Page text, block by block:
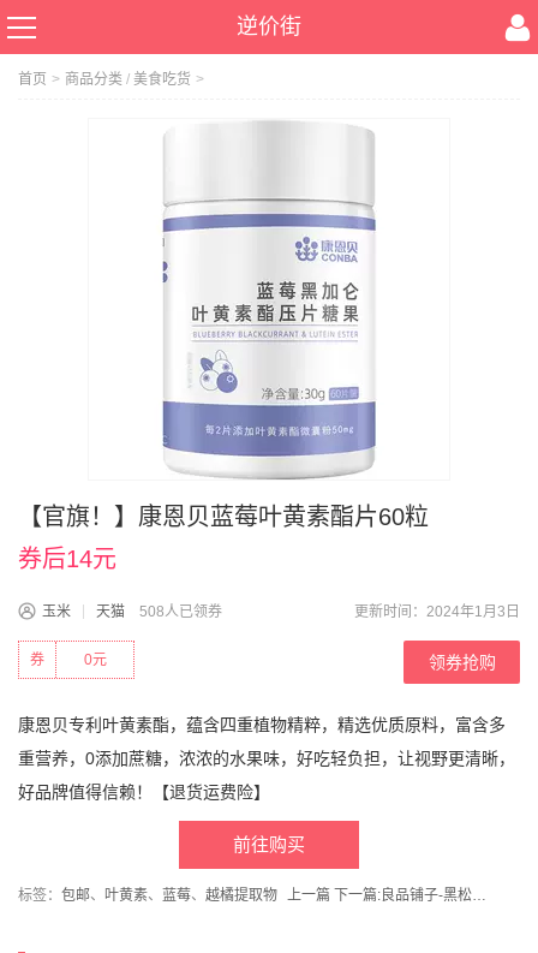
逆价街
首页 > 商品分类 / 美食吃货 >
【官旗！】康恩贝蓝莓叶黄素酯片60粒
券后14元
玉米 天猫 508人已领券 更新时间：2024年1月3日
0元
券 领券抢购
康恩贝专利叶黄素酯，蕴含四重植物精粹，精选优质原料，富含多
重营养，0添加蔗糖，浓浓的水果味，好吃轻负担，让视野更清晰，
好品牌值得信赖！【退货运费险】
前往购买
标签： 包邮、 叶黄素、 蓝莓、 越橘提取物 上一篇 下一篇: 良品铺子-黑松露巧克力500g进口纯可可脂